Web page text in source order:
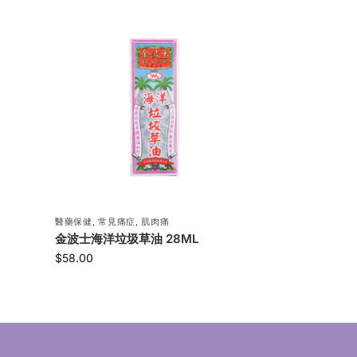
醫藥保健 ,常見痛症 肌肉痛
金波士海洋垃圾草油 28ML
$58.00